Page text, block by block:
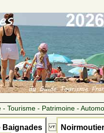
- Tourisme - Patrimoine -
Baignades